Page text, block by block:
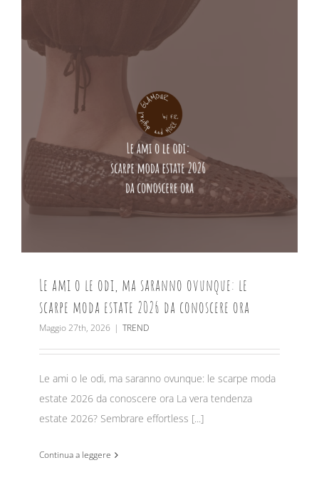
Le ami o le odi, ma saranno ovunque: le
scarpe moda estate 2026 da conoscere ora
Maggio 27th, 2026 | TREND
Le ami o le odi, ma saranno ovunque: le scarpe moda
estate 2026 da conoscere ora La vera tendenza
estate 2026? Sembrare effortless [...]
Continua a leggere